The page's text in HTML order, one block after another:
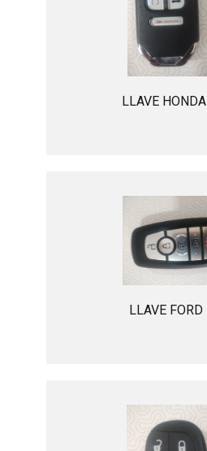
LLAVE
LLAVE